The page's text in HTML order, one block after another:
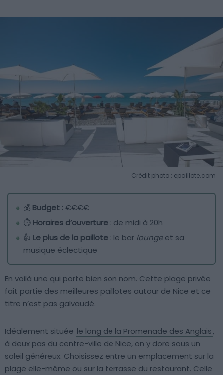
Crédit photo : epaillote.com
💰 Budget :€€€€
⏱️ Horaires d’ouverture : de midi à 20h
👍 Le plus de la paillote : le bar loungeet sa
musique éclectique
En voilà une qui porte bien son nom. Cette plage privée
fait partie des meilleures paillotes autour de Nice et ce
titre n’est pas galvaudé.
Idéalement située le long de la Promenade des Anglais,
à deux pas du centre-ville de Nice, on y dore sous un
soleil généreux. Choisissez entre un emplacement sur la
plage elle-même ou sur la terrasse du restaurant. Celle